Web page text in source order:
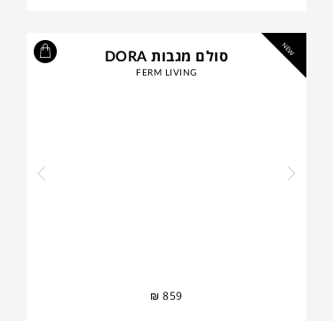
NEW סולם מגבות DORA
FERM LIVING
₪ 859